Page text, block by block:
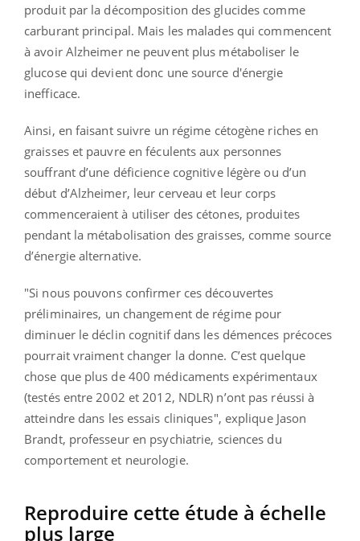
produit par la décomposition des glucides comme
carburant principal. Mais les malades qui commencent
à avoir Alzheimer ne peuvent plus métaboliser le
glucose qui devient donc une source d'énergie
inefficace.
Ainsi, en faisant suivre un régime cétogène riches en
graisses et pauvre en féculents aux personnes
souffrant d’une déficience cognitive légère ou d’un
début d’Alzheimer, leur cerveau et leur corps
commenceraient à utiliser des cétones, produites
pendant la métabolisation des graisses, comme source
d’énergie alternative.
"Si nous pouvons confirmer ces découvertes
préliminaires, un changement de régime pour
diminuer le déclin cognitif dans les démences précoces
pourrait vraiment changer la donne. C’est quelque
chose que plus de 400 médicaments expérimentaux
(testés entre 2002 et 2012, NDLR) n’ont pas réussi à
atteindre dans les essais cliniques", explique Jason
Brandt, professeur en psychiatrie, sciences du
comportement et neurologie.
Reproduire cette étude à échelle
plus large